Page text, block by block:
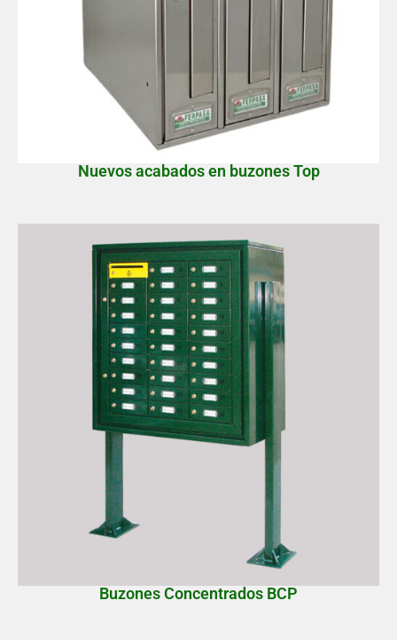
Nuevos acabados en buzones Top
Buzones Concentrados BCP